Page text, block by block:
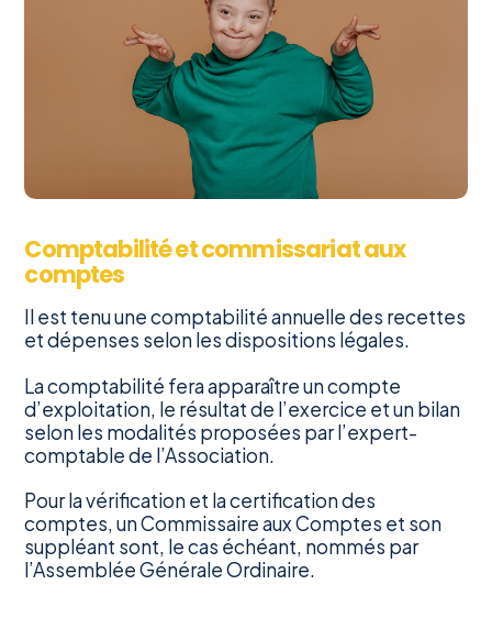
Comptabilité et commissariat aux
comptes
Il est tenu une comptabilité annuelle des recettes
et dépenses selon les dispositions légales.
La comptabilité fera apparaître un compte
d’exploitation, le résultat de l’exercice et un bilan
selon les modalités proposées par l’expert-
comptable de l’Association.
Pour la vérification et la certification des
comptes, un Commissaire aux Comptes et son
suppléant sont, le cas échéant, nommés par
l’Assemblée Générale Ordinaire.